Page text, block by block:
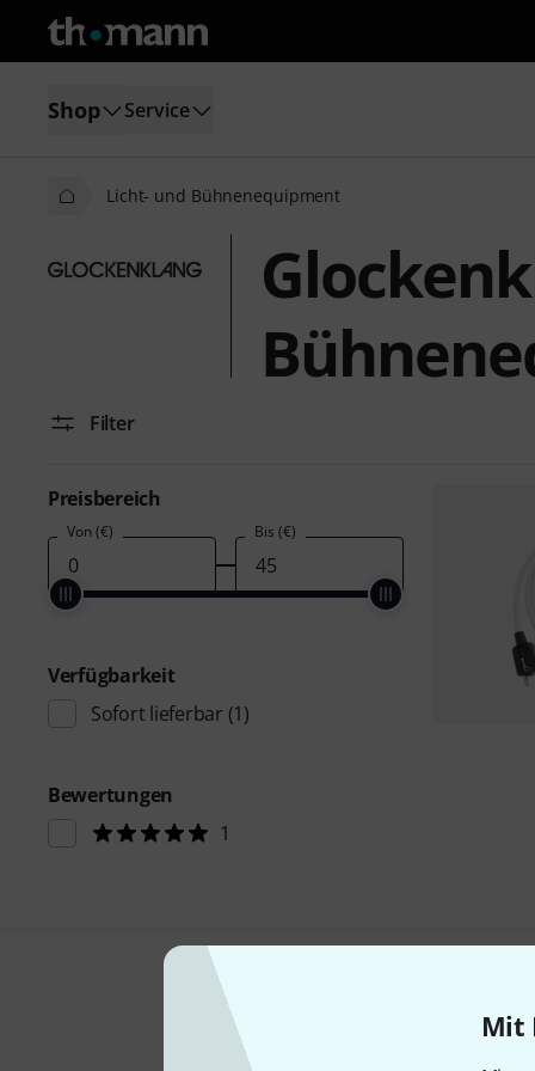
Mit
Shop Service
Licht- und Bühnenequipment
Filter
Preisbereich
Von (€) Bis (€)
Verfügbarkeit
Sofort lieferbar (1)
Bewertungen
1